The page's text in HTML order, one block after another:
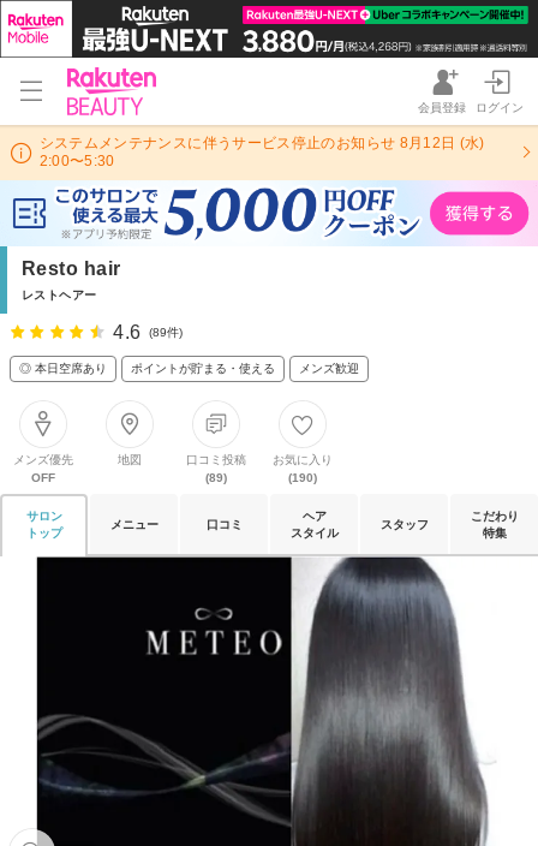
会員登録 ログイン
システムメンテナンスに伴うサービス停止のお知らせ 8月12日 (水)
2:00〜5:30
Resto hair
レストヘアー
4.6 (89件)
◎ 本日空席あり ポイントが貯まる・使える メンズ歓迎
メンズ優先
OFF
地図
口コミ投稿
(89)
お気に入り
(190)
サロン
トップ
メニュー 口コミ
ヘア
スタイル
スタッフ
こだわり
特集